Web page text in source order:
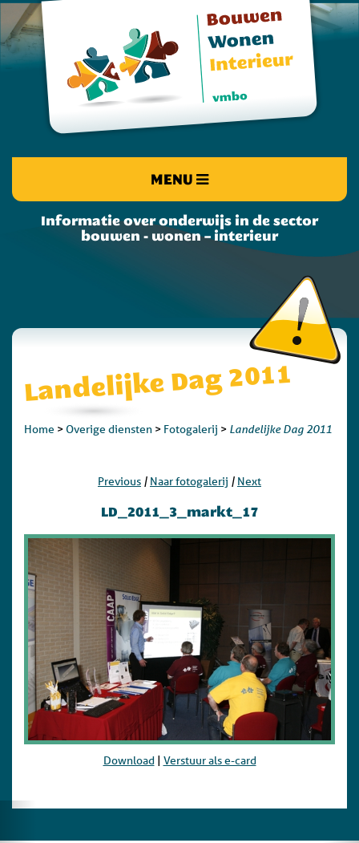
MENU
Informatie over onderwijs in de sector
bouwen - wonen – interieur
Landelijke Dag 2011
Home > Overige diensten > Fotogalerij > Landelijke Dag 2011
Previous | Naar fotogalerij | Next
LD_2011_3_markt_17
Download| Verstuur als e-card